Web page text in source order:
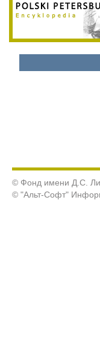
© Фонд имени Д.С.
© "Альт-Софт"